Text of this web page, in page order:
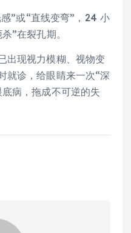
”或“直线变弯”，24 小
”在裂孔期。
出现视力模糊、视物变
就诊，给眼睛来一次“深
病，拖成不可逆的失